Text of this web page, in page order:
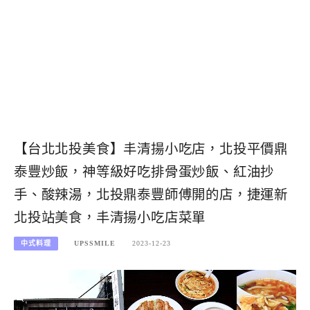
【台北北投美食】丰清揚小吃店，北投平價鼎
泰豐炒飯，神等級好吃排骨蛋炒飯、紅油抄
手、酸辣湯，北投鼎泰豐師傅開的店，捷運新
北投站美食，丰清揚小吃店菜單
中式料理 UPSSMILE 2023-12-23